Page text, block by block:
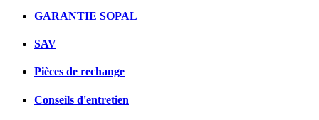
GARANTIE SOPAL
SAV
Pièces de rechange
Conseils d'entretien